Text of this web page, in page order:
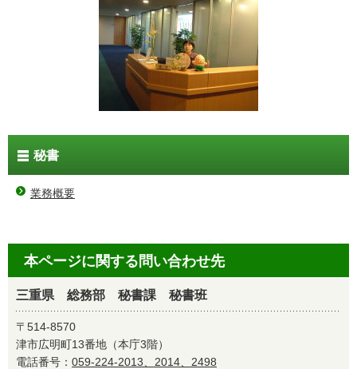
秘書
業務概要
本ページに関する問い合わせ先
三重県 総務部 秘書課 秘書班
〒514-8570
津市広明町13番地（本庁3階）
電話番号： 059-224-2013、2014、2498